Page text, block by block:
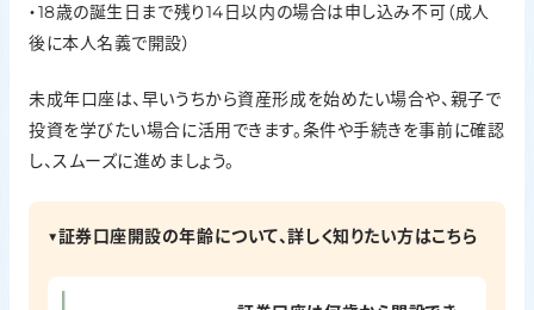
・18歳の誕生日まで残り14日以内の場合は申し込み不可（成人
後に本人名義で開設）
未成年口座は、早いうちから資産形成を始めたい場合や、親子で
投資を学びたい場合に活用できます。条件や手続きを事前に確認
し、スムーズに進めましょう。
▼証券口座開設の年齢について、詳しく知りたい方はこちら